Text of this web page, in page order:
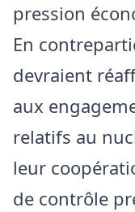
pression
En
devraient
aux
relatifs au
leur
de contrôle